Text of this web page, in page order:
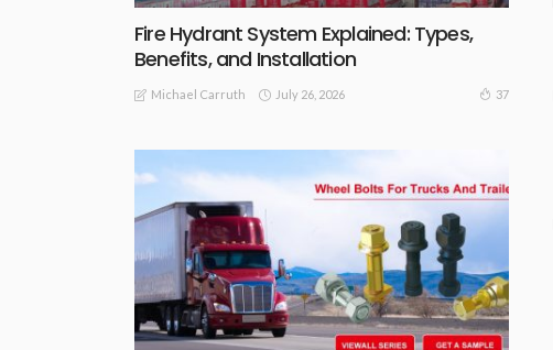
Fire Hydrant System Explained: Types,
Benefits, and Installation
Michael Carruth July 26, 2026 37